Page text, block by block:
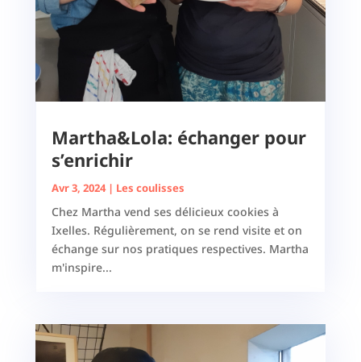
Martha&Lola: échanger pour
s’enrichir
Avr 3, 2024| Les coulisses
Chez Martha vend ses délicieux cookies à
Ixelles. Régulièrement, on se rend visite et on
échange sur nos pratiques respectives. Martha
m'inspire...